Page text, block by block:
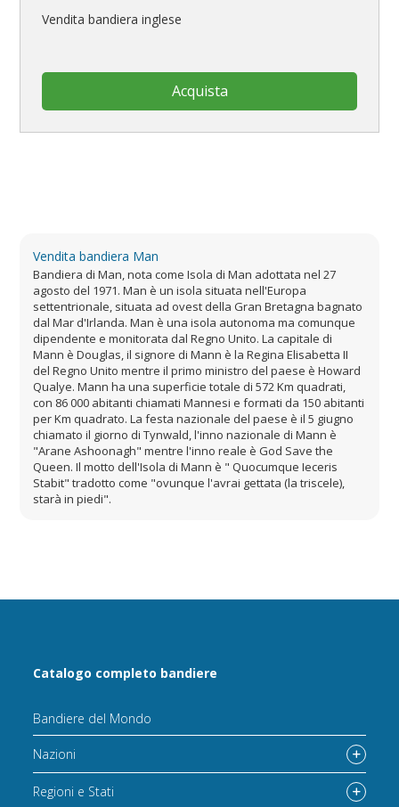
Vendita bandiera inglese
Acquista
Vendita bandiera Man
Bandiera di Man, nota come Isola di Man adottata nel 27
agosto del 1971. Man è un isola situata nell'Europa
settentrionale, situata ad ovest della Gran Bretagna bagnato
dal Mar d'Irlanda. Man è una isola autonoma ma comunque
dipendente e monitorata dal Regno Unito. La capitale di
Mann è Douglas, il signore di Mann è la Regina Elisabetta II
del Regno Unito mentre il primo ministro del paese è Howard
Qualye. Mann ha una superficie totale di 572 Km quadrati,
con 86 000 abitanti chiamati Mannesi e formati da 150 abitanti
per Km quadrato. La festa nazionale del paese è il 5 giugno
chiamato il giorno di Tynwald, l'inno nazionale di Mann è
"Arane Ashoonagh" mentre l'inno reale è God Save the
Queen. Il motto dell'Isola di Mann è " Quocumque Ieceris
Stabit" tradotto come "ovunque l'avrai gettata (la triscele),
starà in piedi".
Catalogo completo bandiere
Bandiere del Mondo
Nazioni
Regioni e Stati